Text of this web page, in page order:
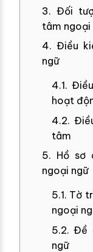
3. Đối
tâm ngoại
4. Điều
ngữ
4.1.
hoạt
4.2.
tâm
5. Hồ sơ
ngoại ngữ
5.1. Tờ
ngoại
5.2. Đề
ngữ